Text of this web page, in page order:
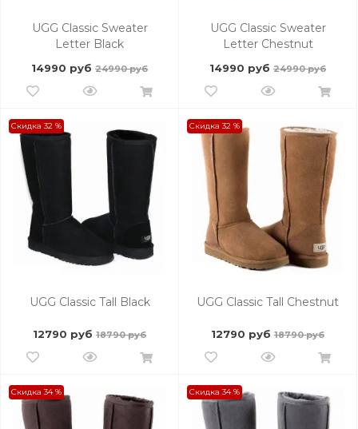
UGG Classic Sweater
Letter Black
14990 руб 24990 руб
UGG Classic Sweater
Letter Chestnut
14990 руб 24990 руб
Скидка 32 %
UGG Classic Tall Black
12790 руб 18790 руб
Скидка 32 %
UGG Classic Tall Chestnut
12790 руб 18790 руб
Скидка 34 % Скидка 34 %